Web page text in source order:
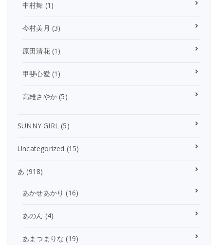
中村舞 (1)
今村美月 (3)
原田清花(1)
甲斐心愛 (1)
高雄さやか (5)
SUNNY GIRL (5)
Uncategorized (15)
あ (918)
あかせあかり (16)
あのん (4)
あまつまりな (19)